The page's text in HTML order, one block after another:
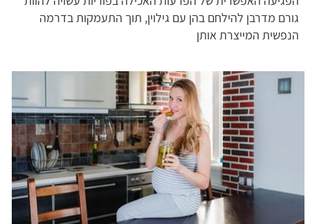
גורם מדרבן להילחם בהן עם גילוין, תוך התעמקות בדרמה
הנפשית המייצרת אותן